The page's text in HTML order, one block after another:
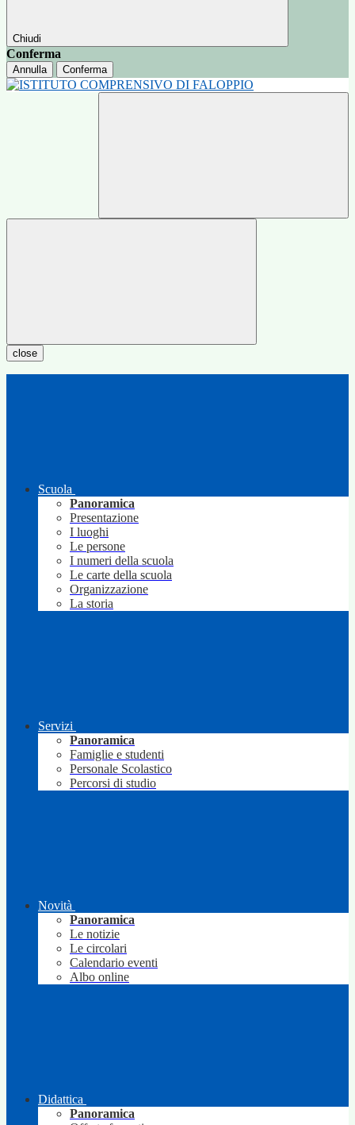
Chiudi
Conferma
Annulla Conferma
close
Scuola
Panoramica
Presentazione
I luoghi
Le persone
I numeri della scuola
Le carte della scuola
Organizzazione
La storia
Servizi
Panoramica
Famiglie e studenti
Personale Scolastico
Percorsi di studio
Novità
Panoramica
Le notizie
Le circolari
Calendario eventi
Albo online
Didattica
Panoramica